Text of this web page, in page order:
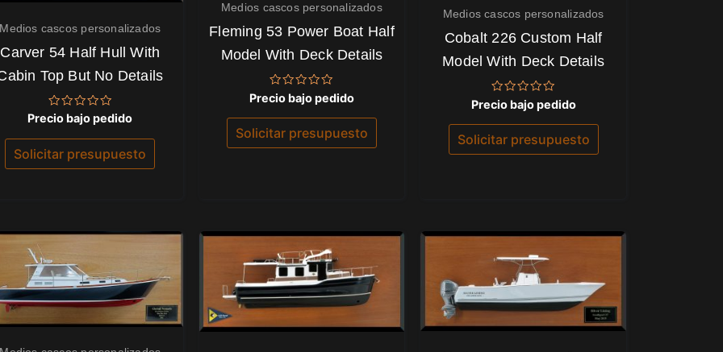
Medios cascos personalizados
Carver 54 Half Hull With
Top But No Details
Valorado
con
0
de
5
Precio bajo pedido
Solicitar presupuesto
Medios cascos personalizados
Fleming 53 Power Boat Half
Model With Deck Details
Valorado
con
0
de
5
Precio bajo pedido
Solicitar presupuesto
Medios cascos personalizados
Cobalt 226 Custom Half
Model With Deck Details
Valorado
con
0
de
5
Precio bajo pedido
Solicitar presupuesto